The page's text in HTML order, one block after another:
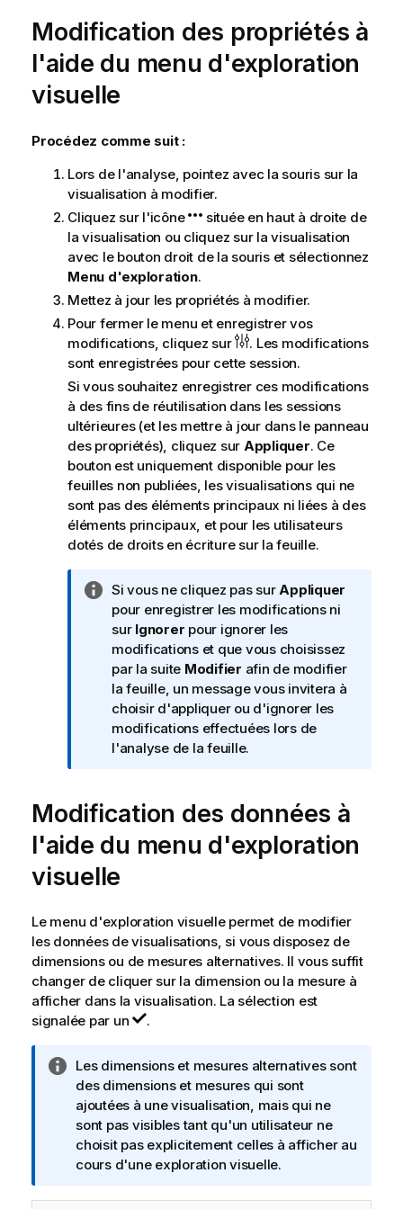
Modification des propriétés à
l'aide du menu d'exploration
visuelle
Procédez comme suit :
Lors de l'analyse, pointez avec la souris sur la
visualisation à modifier.
Cliquez sur l'icône
située en haut à droite de
la visualisation ou cliquez sur la visualisation
avec le bouton droit de la souris et sélectionnez
Menu d'exploration.
Mettez à jour les propriétés à modifier.
Pour fermer le menu et enregistrer vos
modifications, cliquez sur
. Les modifications
sont enregistrées pour cette session.
Si vous souhaitez enregistrer ces modifications
à des fins de réutilisation dans les sessions
ultérieures (et les mettre à jour dans le panneau
des propriétés), cliquez sur Appliquer. Ce
bouton est uniquement disponible pour les
feuilles non publiées, les visualisations qui ne
sont pas des éléments principaux ni liées à des
éléments principaux, et pour les utilisateurs
dotés de droits en écriture sur la feuille.
N
o
t
e
I
n
f
o
r
t
i
o
s
Si vous ne cliquez pas sur Appliquer
pour enregistrer les modifications ni
sur Ignorer pour ignorer les
modifications et que vous choisissez
par la suite Modifier afin de modifier
la feuille, un message vous invitera à
choisir d'appliquer ou d'ignorer les
modifications effectuées lors de
l'analyse de la feuille.
Modification des données à
l'aide du menu d'exploration
visuelle
Le menu d'exploration visuelle permet de modifier
les données de visualisations, si vous disposez de
dimensions ou de mesures alternatives. Il vous suffit
changer de cliquer sur la dimension ou la mesure à
afficher dans la visualisation. La sélection est
signalée par un
.
N
o
t
e
I
n
o
Les dimensions et mesures alternatives sont
des dimensions et mesures qui sont
ajoutées à une visualisation, mais qui ne
sont pas visibles tant qu'un utilisateur ne
choisit pas explicitement celles à afficher au
cours d'une exploration visuelle.